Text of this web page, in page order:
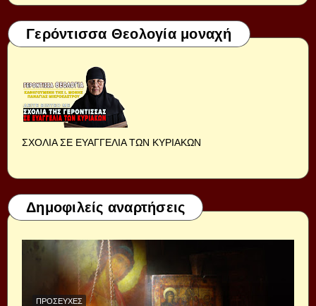
Γερόντισσα Θεολογία μοναχή
ΣΧΟΛΙΑ ΣΕ ΕΥΑΓΓΕΛΙΑ ΤΩΝ ΚΥΡΙΑΚΩΝ
Δημοφιλείς αναρτήσεις
ΠΡΟΣΕΥΧΈΣ